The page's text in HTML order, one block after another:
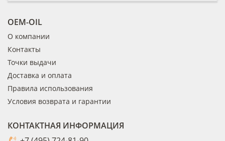
OEM-OIL
О компании
Контакты
Точки выдачи
Доставка и оплата
Правила использования
Условия возврата и гарантии
КОНТАКТНАЯ ИНФОРМАЦИЯ